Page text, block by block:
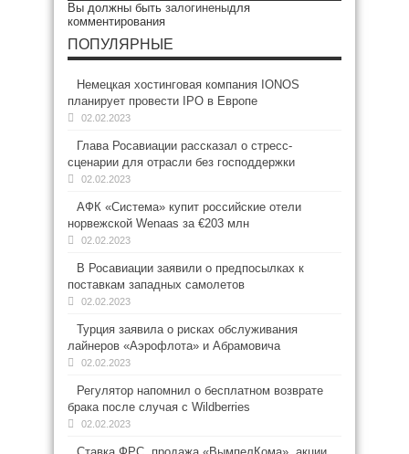
Вы должны быть залогиненыдля
комментирования
ПОПУЛЯРНЫЕ
Немецкая хостинговая компания IONOS
планирует провести IPO в Европе
02.02.2023
Глава Росавиации рассказал о стресс-
сценарии для отрасли без господдержки
02.02.2023
АФК «Система» купит российские отели
норвежской Wenaas за €203 млн
02.02.2023
В Росавиации заявили о предпосылках к
поставкам западных самолетов
02.02.2023
Турция заявила о рисках обслуживания
лайнеров «Аэрофлота» и Абрамовича
02.02.2023
Регулятор напомнил о бесплатном возврате
брака после случая с Wildberries
02.02.2023